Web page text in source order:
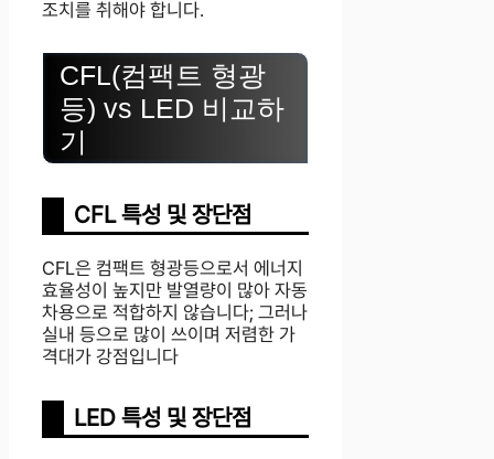
조치를 취해야 합니다.
CFL(컴팩트 형광
등) vs LED 비교하
기
CFL 특성 및 장단점
CFL은 컴팩트 형광등으로서 에너지
효율성이 높지만 발열량이 많아 자동
차용으로 적합하지 않습니다; 그러나
실내 등으로 많이 쓰이며 저렴한 가
격대가 강점입니다
LED 특성 및 장단점